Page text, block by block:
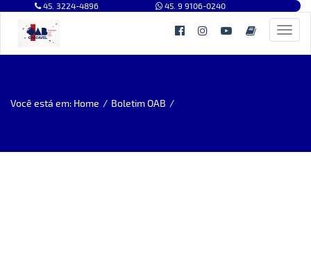
45. 3224-4896 45. 9 9106-0240
Você está em: Home / Boletim OAB /